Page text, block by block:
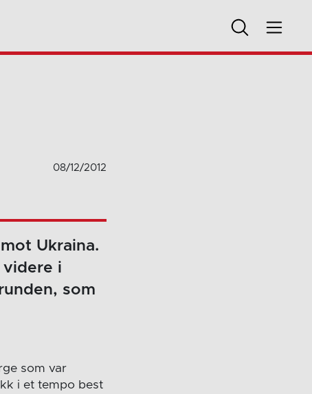
08/12/2012
Ukraina.
i
som
som var
i et tempo best